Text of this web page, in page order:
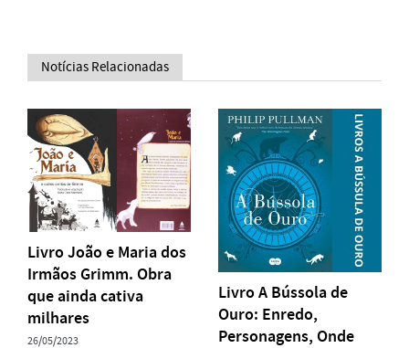
Notícias Relacionadas
Livro João e Maria dos
Irmãos Grimm. Obra
que ainda cativa
milhares
26/05/2023
Livro A Bússola de
Ouro: Enredo,
Personagens, Onde